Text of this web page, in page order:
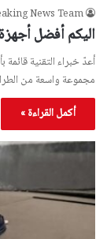
News Team
اليكم أفضل أجهزة
مجموعة واسعة من
أكمل القراءة »